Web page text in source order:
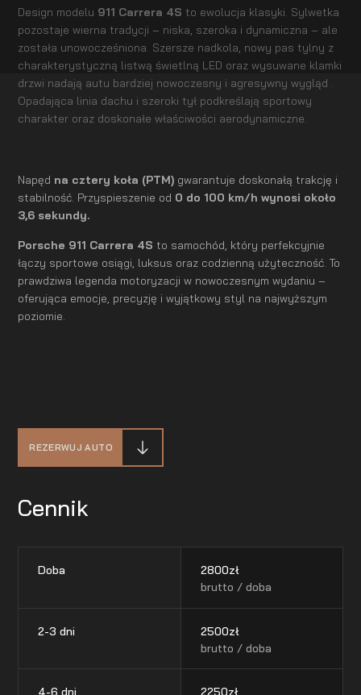
Design modelu 911 Carrera 4S to ewolucja klasyki. Sylwetka
pozostaje wierna tradycji – niska, szeroka i dynamiczna – ale
została unowocześniona. Szersze nadkola, nowy pas tylny z
charakterystyczną listwą świetlną LED oraz wysuwane klamki
drzwi nadają autu bardziej nowoczesny i agresywny wygląd .
Opadająca linia dachu i szeroki tył podkreślają sportowy
charakter oraz doskonałe właściwości aerodynamiczne.
Napęd na cztery koła (PTM) gwarantuje doskonałą trakcję i
stabilność. Przyspieszenie od 0 do 100 km/h wynosi około
3,6 sekundy.
Porsche 911 Carrera 4S to samochód, który perfekcyjnie
łączy sportowe osiągi, luksus oraz codzienną użyteczność. To
prawdziwa legenda motoryzacji w nowoczesnym wydaniu –
oferująca emocje, precyzję i wyjątkowy styl na najwyższym
poziomie.
REZERWUJ AUTO
Cennik
Doba 2800zł
brutto / doba
2-3 dni 2500zł
brutto / doba
4-6 dni 2250zł